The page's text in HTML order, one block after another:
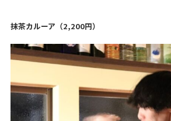
抹茶カルーア（2,200円）